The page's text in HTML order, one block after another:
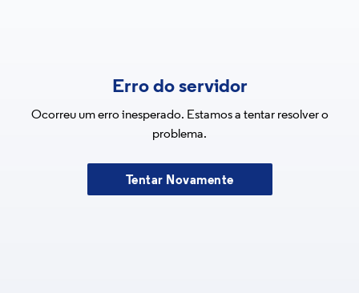
Erro do servidor
Ocorreu um erro inesperado. Estamos a tentar resolver o
problema.
Tentar Novamente